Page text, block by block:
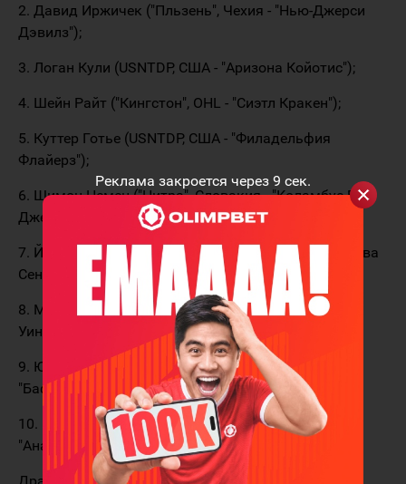
Реклама закроется через 9 сек.
2. Давид Иржичек ("Пльзень", Чехия - "Нью-Джерси
Дэвилз");
3. Логан Кули (USNTDP, США - "Аризона Койотис");
4. Шейн Райт ("Кингстон", OHL - "Сиэтл Кракен");
5. Куттер Готье (USNTDP, США - "Филадельфия
Флайерз");
6. Шимон Немец ("Нитра", Словакия - "Коламбус Блю
Джекетс");
7. Йоаким Кемелл ("Ювяскюля", Финляндия - "Оттава
Сенаторз");
8. Марко Каспер ("Регле", Швеция - "Детройт Ред
Уингз");
9. Юнатан Леккеримяки ("Юргорден", Швеция -
"Баффало Сейбрз");
10. Кевин Корчински ("Сиэтл Тандербердс", WHL -
"Анахайм Дакс").
Драфт НХЛ 2022 года пройдет с 7 по 8 июля в